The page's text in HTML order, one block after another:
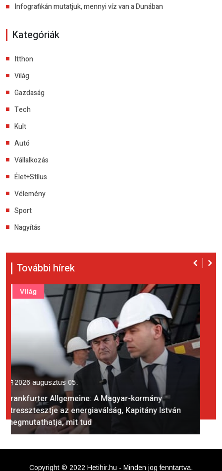
Infografikán mutatjuk, mennyi víz van a Dunában
Kategóriák
Itthon
Világ
Gazdaság
Tech
Kult
Autó
Vállalkozás
Élet+Stílus
Vélemény
Sport
Nagyítás
További hírek
2026 augusztus 05.
Jön a kamerás AirPods fülhallgató, a vártnál
korábban megjelenhet
Tech
Copyright © 2022 Hetihir.hu - Minden jog fenntartva.